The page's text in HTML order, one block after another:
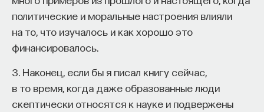
политические и моральные настроения влияли
на то, что изучалось и как хорошо это
финансировалось.
3. Наконец, если бы я писал книгу сейчас,
в то время, когда даже образованные люди
скептически относятся к науке и подвержены